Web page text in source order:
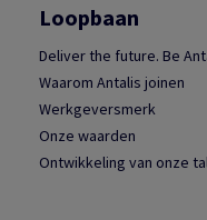
Loopbaan
Deliver the future. Be
Waarom Antalis joinen
Werkgeversmerk
Onze waarden
Ontwikkeling van onze